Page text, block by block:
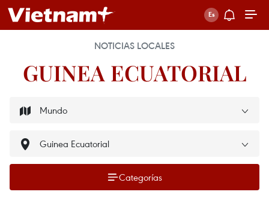
NOTICIAS LOCALES
GUINEA ECUATORIAL
Categorías